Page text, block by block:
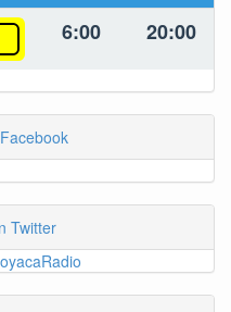
6:00 20:00
Twitter